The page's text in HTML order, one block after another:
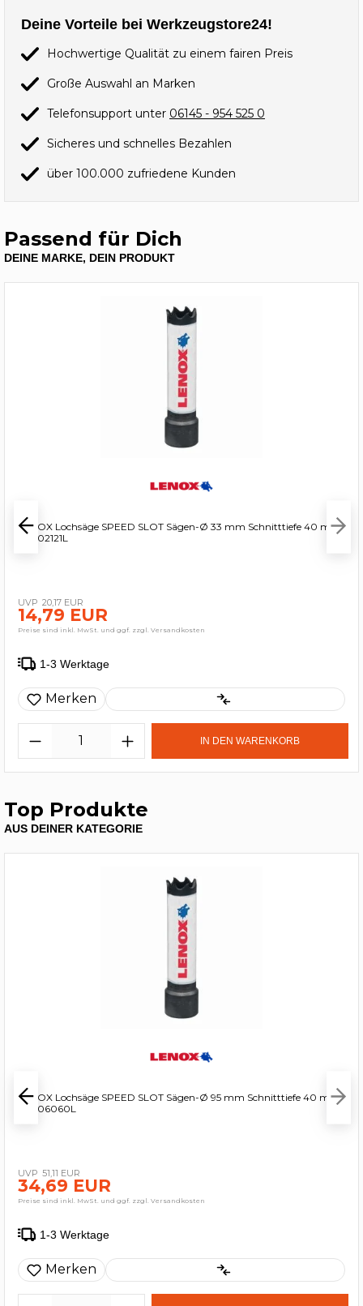
Deine Vorteile bei Werkzeugstore24!
Hochwertige Qualität zu einem fairen Preis
Große Auswahl an Marken
Telefonsupport unter 06145 - 954 525 0
Sicheres und schnelles Bezahlen
über 100.000 zufriedene Kunden
Passend für Dich
DEINE MARKE, DEIN PRODUKT
LENOX Lochsäge SPEED SLOT Sägen-Ø 33 mm Schnitttiefe 40 mm
- 3002121L
20,17 EUR
14,79 EUR
Preise sind inkl. MwSt. und ggf. zzgl. Versandkosten
1-3 Werktage
Merken
IN DEN WARENKORB
Top Produkte
AUS DEINER KATEGORIE
LENOX Lochsäge SPEED SLOT Sägen-Ø 95 mm Schnitttiefe 40 mm
- 3006060L
51,11 EUR
34,69 EUR
Preise sind inkl. MwSt. und ggf. zzgl. Versandkosten
1-3 Werktage
Merken